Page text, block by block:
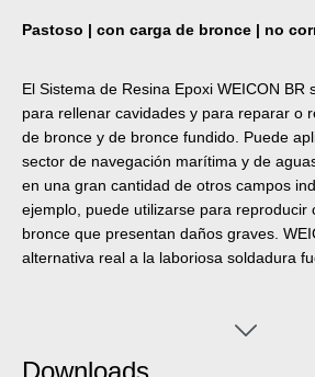
Pastoso | con carga de bronce | no
El Sistema de Resina Epoxi WEICON BR
para rellenar cavidades y para reparar o
de bronce y de bronce fundido. Puede
sector de navegación marítima y de
en una gran cantidad de otros campos
ejemplo, puede utilizarse para reproducir
bronce que presentan daños graves.
alternativa real a la laboriosa soldadura
Downloads